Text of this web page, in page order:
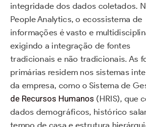
integridade dos dados coletados.
People Analytics, o ecossistema de
informações é vasto e
exigindo a integração de fontes
tradicionais e não tradicionais. As
primárias residem nos sistemas
da empresa, como o Sistema de
de Recursos Humanos (HRIS), que
dados demográficos, histórico
tempo de casa e estrutura